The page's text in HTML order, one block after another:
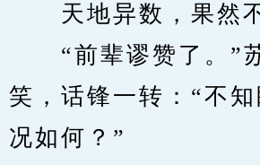
天地异数，果然不
“前辈谬赞了。”
笑，话锋一转：“不
况如何？”